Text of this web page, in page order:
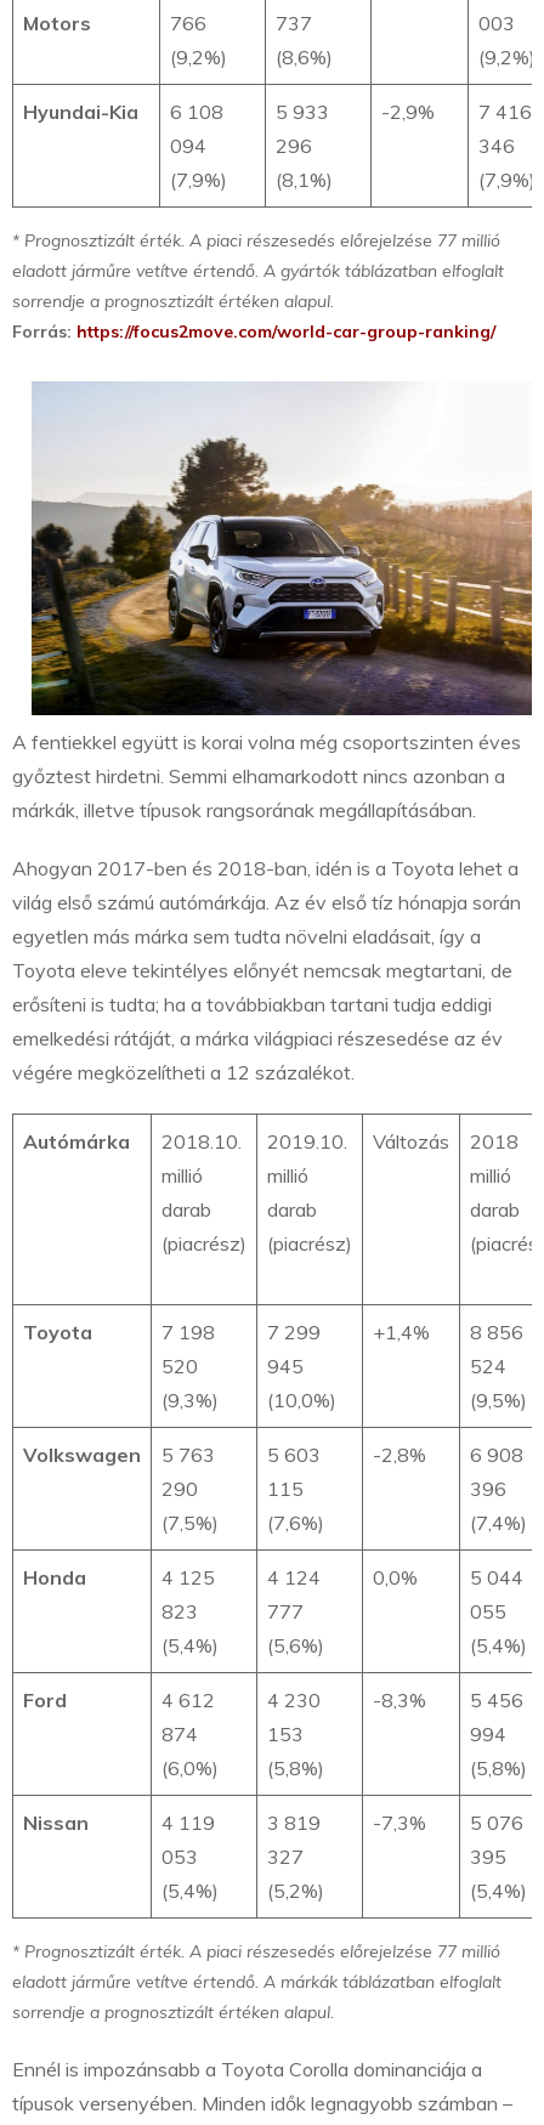
Motors
766
(9,2%)
737
(8,6%)
003
(9,2%)
Hyundai-Kia
6 108
094
(7,9%)
5 933
296
(8,1%)
-2,9%
7 416
346
(7,9%)
* Prognosztizált érték. A piaci részesedés előrejelzése 77 millió
eladott járműre vetítve értendő. A gyártók táblázatban elfoglalt
sorrendje a prognosztizált értéken alapul.
Forrás: https://focus2move.com/world-car-group-ranking/
A fentiekkel együtt is korai volna még csoportszinten éves
győztest hirdetni. Semmi elhamarkodott nincs azonban a
márkák, illetve típusok rangsorának megállapításában.
Ahogyan 2017-ben és 2018-ban, idén is a Toyota lehet a
világ első számú autómárkája. Az év első tíz hónapja során
egyetlen más márka sem tudta növelni eladásait, így a
Toyota eleve tekintélyes előnyét nemcsak megtartani, de
erősíteni is tudta; ha a továbbiakban tartani tudja eddigi
emelkedési rátáját, a márka világpiaci részesedése az év
végére megközelítheti a 12 százalékot.
Autómárka
2018.10.
millió
darab
(piacrész)
2019.10.
millió
darab
(piacrész)
Változás
2018
millió
darab
Toyota
7 198
520
(9,3%)
7 299
945
(10,0%)
+1,4%
8 856
524
(9,5%)
Volkswagen
5 763
290
(7,5%)
5 603
115
(7,6%)
-2,8%
6 908
396
(7,4%)
Honda
4 125
823
(5,4%)
4 124
777
(5,6%)
0,0%
5 044
055
(5,4%)
Ford
4 612
874
(6,0%)
4 230
153
(5,8%)
-8,3%
5 456
994
(5,8%)
Nissan
4 119
053
(5,4%)
3 819
327
(5,2%)
-7,3%
5 076
395
(5,4%)
* Prognosztizált érték. A piaci részesedés előrejelzése 77 millió
eladott járműre vetítve értendő. A márkák táblázatban elfoglalt
sorrendje a prognosztizált értéken alapul.
Ennél is impozánsabb a Toyota Corolla dominanciája a
típusok versenyében. Minden idők legnagyobb számban –